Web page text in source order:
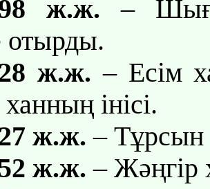
ж.ж. –
отырды.
ж.ж. – Есім
інісі.
ж.ж. – Тұрсын
ж.ж. – Жәңгір